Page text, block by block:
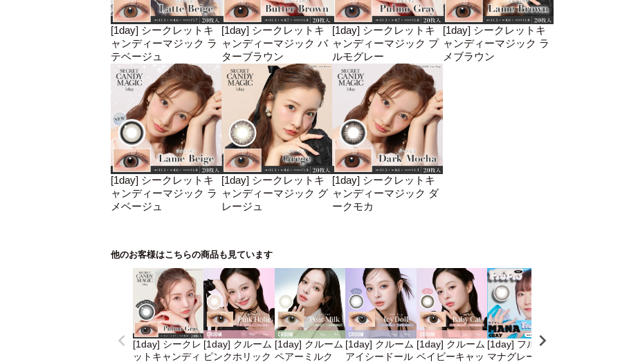
[1day] シークレットキ
ャンディーマジック ラ
テベージュ
[1day] シークレットキ
ャンディーマジック バ
ターブラウン
[1day] シークレットキ
ャンディーマジック プ
ルモグレー
[1day] シークレットキ
ャンディーマジック ラ
メブラウン
[1day] シークレットキ
ャンディーマジック ラ
メベージュ
[1day] シークレットキ
ャンディーマジック グ
レージュ
[1day] シークレットキ
ャンディーマジック ダ
ークモカ
他のお客様はこちらの商品も見ています
[1day] シークレ
ットキャンディ
[1day] クルーム
ピンクホリック
[1day] クルーム
ペアーミルク
[1day] クルーム
アイシードール
[1day] クルーム
ベイビーキャッ
[1day] フルフル
マナグレー